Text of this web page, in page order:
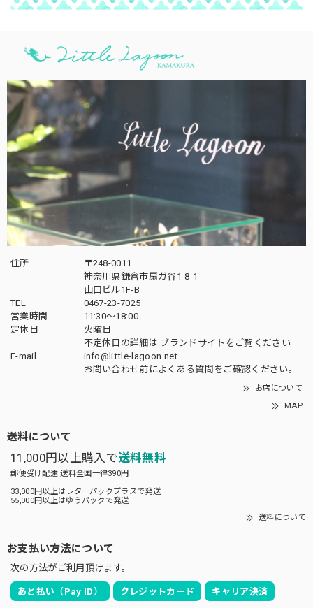
住所
〒248-0011
神奈川県鎌倉市扇ガ谷1-8-1
山口ビル1F-B
TEL
0467-23-7025
営業時間
11:30～18:00
定休日
火曜日
不定休日の詳細は ブランドサイト をご覧ください
E-mail
info@little-lagoon.net
お問い合わせ前によくある質問をご確認ください。
お店について
MAP
送料について
11,000円以上購入で送料無料
郵便受け配達 送料全国一律390円
33,000円以上はレターパックプラスで発送
55,000円以上はゆうパックで発送
送料について
お支払い方法について
次の方法がご利用頂けます。
あと払い（Pay ID） クレジットカード キャリア決済